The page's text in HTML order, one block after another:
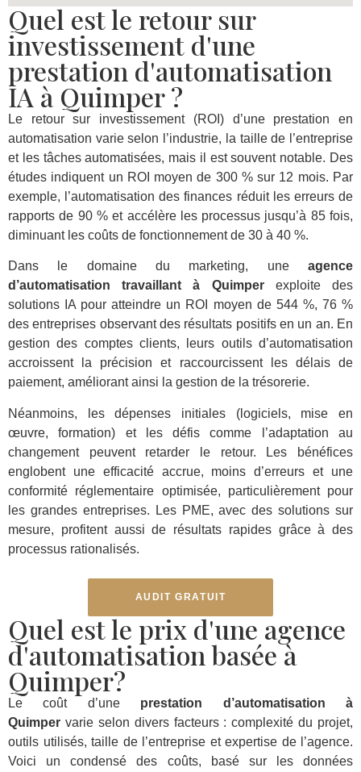
Quel est le retour sur
investissement d'une
prestation d'automatisation
IA à Quimper ?
Le retour sur investissement (ROI) d’une prestation en
automatisation varie selon l’industrie, la taille de l’entreprise
et les tâches automatisées, mais il est souvent notable. Des
études indiquent un ROI moyen de 300 % sur 12 mois. Par
exemple, l’automatisation des finances réduit les erreurs de
rapports de 90 % et accélère les processus jusqu’à 85 fois,
diminuant les coûts de fonctionnement de 30 à 40 %.
Dans le domaine du marketing, une agence
d’automatisation travaillant à Quimperexploite des
solutions IA pour atteindre un ROI moyen de 544 %, 76 %
des entreprises observant des résultats positifs en un an. En
gestion des comptes clients, leurs outils d’automatisation
accroissent la précision et raccourcissent les délais de
paiement, améliorant ainsi la gestion de la trésorerie.
Néanmoins, les dépenses initiales (logiciels, mise en
œuvre, formation) et les défis comme l’adaptation au
changement peuvent retarder le retour. Les bénéfices
englobent une efficacité accrue, moins d’erreurs et une
conformité réglementaire optimisée, particulièrement pour
les grandes entreprises. Les PME, avec des solutions sur
mesure, profitent aussi de résultats rapides grâce à des
processus rationalisés.
AUDIT GRATUIT
Quel est le prix d'une agence
d'automatisation basée à
Quimper?
Le coût d’une prestation d’automatisation à
Quimper varie selon divers facteurs : complexité du projet,
outils utilisés, taille de l’entreprise et expertise de l’agence.
Voici un condensé des coûts, basé sur les données